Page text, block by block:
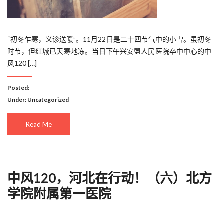
“初冬乍寒，义诊送暖”。11月22日是二十四节气中的小雪。虽初冬
时节，但红城已天寒地冻。当日下午兴安盟人民医院卒中中心的中
风120 […]
Posted:
Under: Uncategorized
Read Me
中风120，河北在行动！（六）北方
学院附属第一医院